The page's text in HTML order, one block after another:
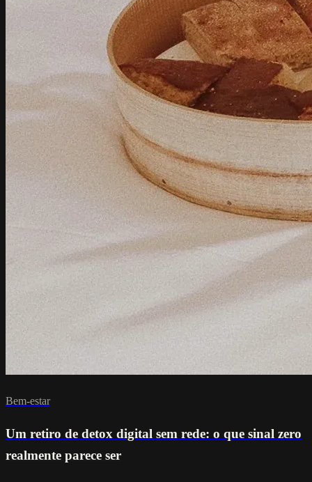
Bem-estar
Um retiro de detox digital sem rede: o que sinal zero
realmente parece ser